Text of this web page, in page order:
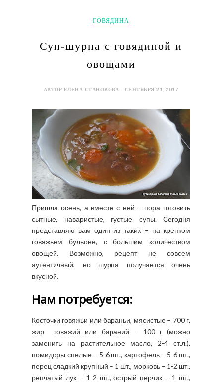
ГОВЯДИНА
Суп-шурпа с говядиной и
овощами
АВТОР ЕЛЕНА СТАНОВОВА - СЕНТЯБРЯ 21, 2017
Пришла осень, а вместе с ней – пора готовить
сытные, наваристые, густые супы. Сегодня
представляю вам один из таких – на крепком
говяжьем бульоне, с большим количеством
овощей. Возможно, рецепт не совсем
аутентичный, но шурпа получается очень
вкусной.
Нам потребуется:
Косточки говяжьи или бараньи, мясистые – 700 г,
жир говяжий или бараний – 100 г (можно
заменить на растительное масло, 2-4 ст.л.),
помидоры спелые – 5-6 шт., картофель – 5-6 шт.,
перец сладкий крупный – 1 шт., морковь – 1-2 шт.,
репчатый лук – 1-2 шт., острый перчик – 1 шт.,